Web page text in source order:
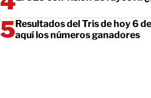
Resultados del Tris de hoy 6
aquí los números ganadores